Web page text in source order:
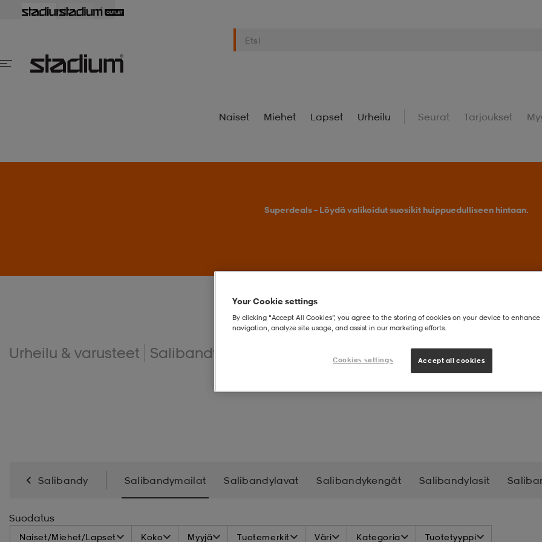
Naiset Miehet Lapset Urheilu Seurat Tarjoukset
Superdeals – Löydä valikoidut suosikit huippuedulliseen hintaan.
Urheilu & varusteet Salibandy
Salibandy Salibandymailat Salibandylavat Salibandykengät Salibandylasit
Suodatus
Naiset/Miehet/Lapset Koko Myyjä Tuotemerkit Väri Kategoria Tuotetyyppi
Your Cookie settings
By clicking “Accept All Cookies”, you agree to the storing of cookies on your device to enhance
navigation, analyze site usage, and assist in our marketing efforts.
Cookies settings Accept all cookies